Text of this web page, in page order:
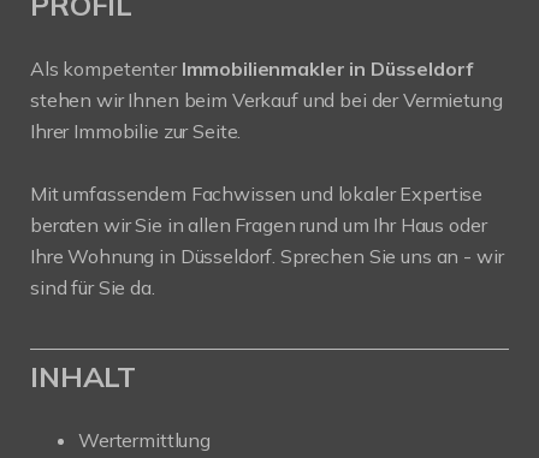
Als kompetenter Immobilienmakler in Düsseldorf
stehen wir Ihnen beim Verkauf und bei der Vermietung
Ihrer Immobilie zur Seite.
Mit umfassendem Fachwissen und lokaler Expertise
beraten wir Sie in allen Fragen rund um Ihr Haus oder
Ihre Wohnung in Düsseldorf. Sprechen Sie uns an - wir
sind für Sie da.
INHALT
Wertermittlung